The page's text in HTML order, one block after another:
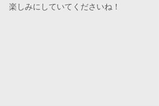
楽しみにしていてくださいね！